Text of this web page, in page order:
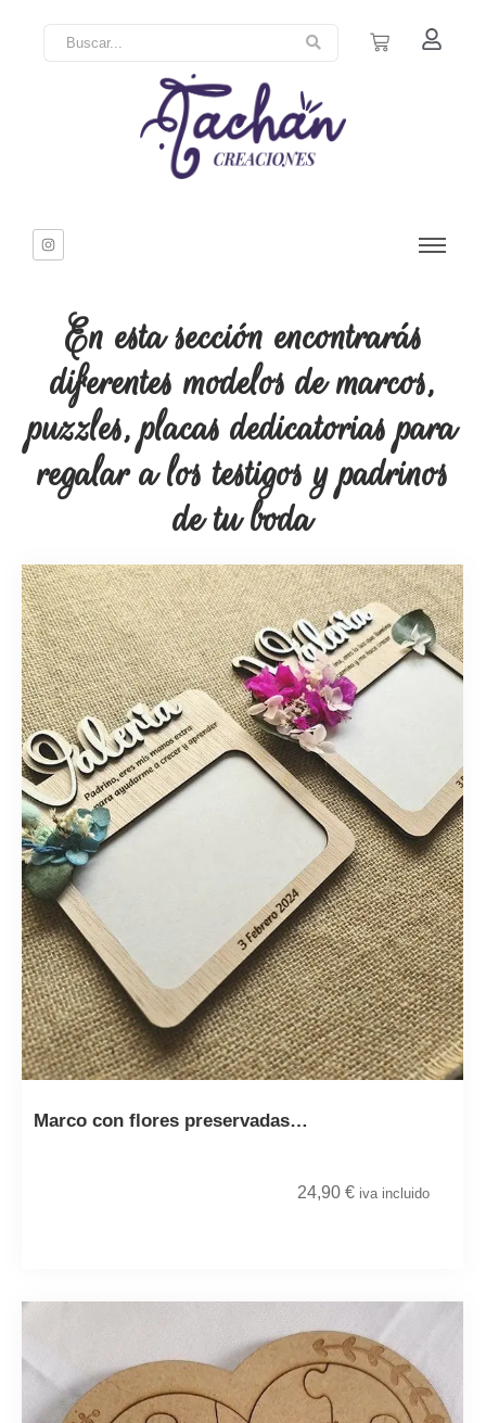
En esta sección encontrarás
diferentes modelos de marcos,
puzzles, placas dedicatorias para
regalar a los testigos y padrinos
de tu boda
Marco con flores preservadas…
24,90 € iva incluido